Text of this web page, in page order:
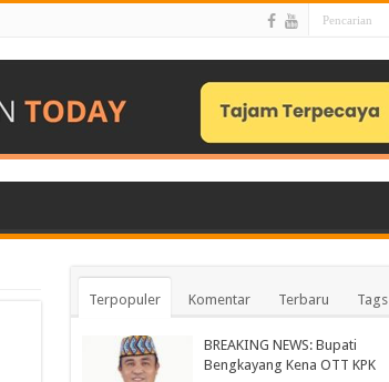
Terpopuler Komentar Terbaru Tags
BREAKING NEWS: Bupati
Bengkayang Kena OTT KPK